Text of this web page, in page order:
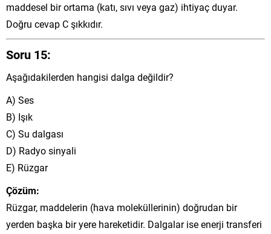
maddesel bir ortama (katı, sıvı veya gaz) ihtiyaç duyar.
Doğru cevap C şıkkıdır.
Soru 15:
Aşağıdakilerden hangisi dalga değildir?
A) Ses
B) Işık
C) Su dalgası
D) Radyo sinyali
E) Rüzgar
Çözüm:
Rüzgar, maddelerin (hava moleküllerinin) doğrudan bir
yerden başka bir yere hareketidir. Dalgalar ise enerji transferi